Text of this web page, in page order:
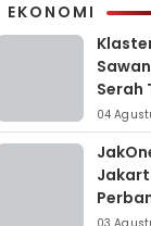
EKONOMI
Serah
04